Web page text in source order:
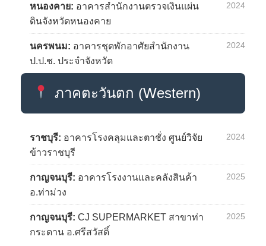
หนองคาย: อาคารสำนักงานตรวจเงินแผ่น
ดินจังหวัดหนองคาย
2024
นครพนม: อาคารชุดพักอาศัยสำนักงาน
ป.ป.ช. ประจำจังหวัด
2024
ภาคตะวันตก (Western)
ราชบุรี: อาคารโรงคลุมและตาชั่ง ศูนย์วิจัย
ข้าวราชบุรี
2024
กาญจนบุรี: อาคารโรงงานและคลังสินค้า
อ.ท่าม่วง
2025
กาญจนบุรี: CJ SUPERMARKET สาขาท่า
กระดาน อ.ศรีสวัสดิ์
2025